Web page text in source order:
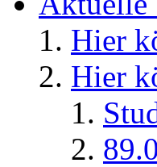
Hier
Hier